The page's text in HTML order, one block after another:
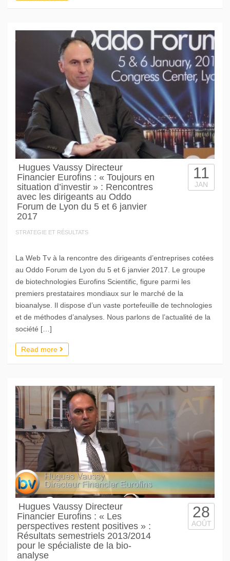
Hugues Vaussy Directeur
Financier Eurofins : « Toujours en
situation d’investir » : Rencontres
avec les dirigeants au Oddo
Forum de Lyon du 5 et 6 janvier
2017
STRATEGIE ET RÉSULTATS
11
JAN
La Web Tv à la rencontre des dirigeants d’entreprises cotées
au Oddo Forum de Lyon du 5 et 6 janvier 2017. Le groupe
de biotechnologies Eurofins Scientific, figure parmi les
premiers prestataires mondiaux sur le marché de la
bioanalyse. Il dispose d’un vaste portefeuille de technologies
et de méthodes d’analyses. Nous parlons de l’actualité de la
société […]
Read more
Hugues Vaussy Directeur
Financier Eurofins : « Les
perspectives restent positives » :
Résultats semestriels 2013/2014
pour le spécialiste de la bio-
analyse
28
AOÛT